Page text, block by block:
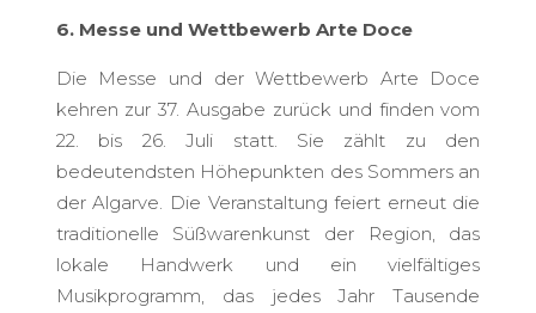
6. Messe und Wettbewerb Arte Doce
Die Messe und der Wettbewerb Arte Doce
kehren zur 37. Ausgabe zurück und finden vom
22. bis 26. Juli statt. Sie zählt zu den
bedeutendsten Höhepunkten des Sommers an
der Algarve. Die Veranstaltung feiert erneut die
traditionelle Süßwarenkunst der Region, das
lokale Handwerk und ein vielfältiges
Musikprogramm, das jedes Jahr Tausende